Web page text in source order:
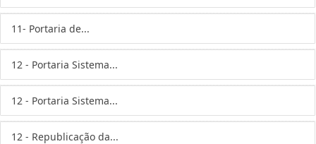
11- Portaria de...
12 - Portaria Sistema...
12 - Portaria Sistema...
12 - Republicação da...